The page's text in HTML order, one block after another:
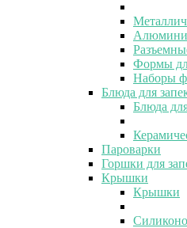
Формы
Наборы
Блюда для
Блюда
Пароварки
Горшки для
Крышки
Крышки